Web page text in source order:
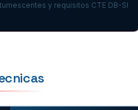
y requisitos CTE DB-SI